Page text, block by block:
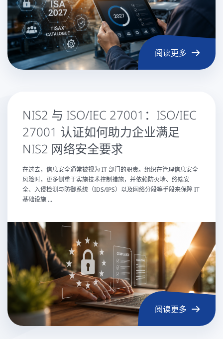
阅读更多
NIS2 与 ISO/IEC 27001：ISO/IEC
27001 认证如何助力企业满足
NIS2 网络安全要求
在过去，信息安全通常被视为 IT 部门的职责。组织在管理信息安全
风险时，更多侧重于实施技术控制措施，并依赖防火墙、终端安
全、入侵检测与防御系统（IDS/IPS）以及网络分段等手段来保障 IT
基础设施 ...
阅读更多